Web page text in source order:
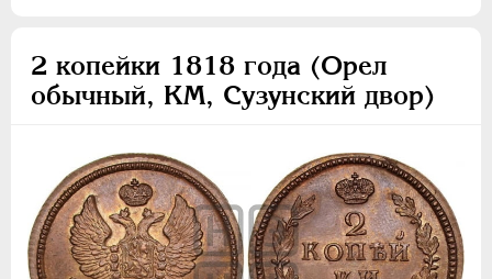
2 копейки 1818 года (Орел
обычный, КМ, Сузунский двор)